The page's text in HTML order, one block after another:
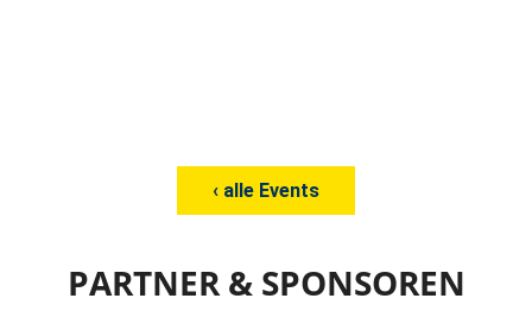
‹ alle Events
PARTNER & SPONSOREN